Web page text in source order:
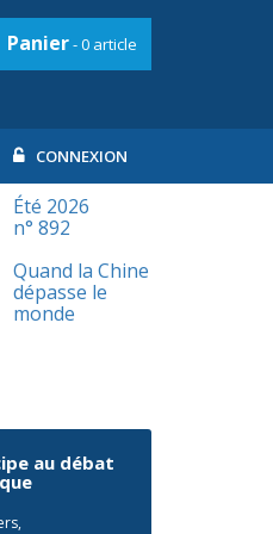
Panier- 0 article
CONNEXION
Été 2026
n° 892
Quand la Chine
dépasse le
monde
au débat